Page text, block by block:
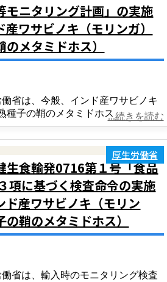
モニタリング計画」の実施
ワサビノキ（モリンガ）
メタミドホス）
働省は、今般、インド産ワサビノキ
種子の鞘のメタミドホス...続きを読む
生食輸発0716第１号「食品
項に基づく検査命令の実施
ド産ワサビノキ（モリン
鞘のメタミドホス）
厚生労働省
働省は、輸入時のモニタリング検査